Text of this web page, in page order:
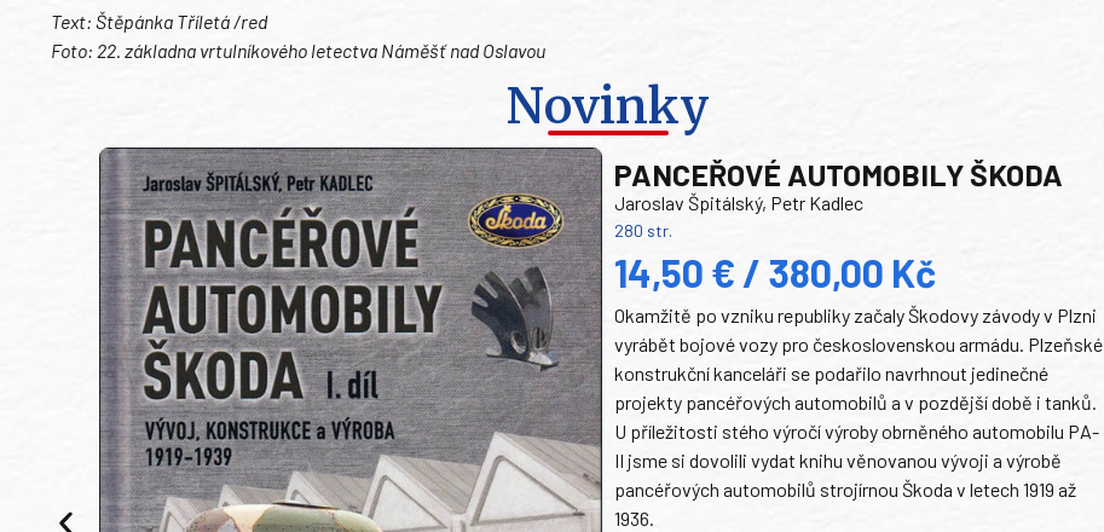
Text: Štěpánka Tříletá /red
Foto: 22. základna vrtulníkového letectva Náměšť nad Oslavou
Novinky
PANCEŘOVÉ AUTOMOBILY ŠKODA
Jaroslav Špitálský, Petr Kadlec
280 str.
14,50 € / 380,00 Kč
Okamžitě po vzniku republiky začaly Škodovy závody v Plzni
vyrábět bojové vozy pro československou armádu. Plzeňské
konstrukční kanceláři se podařilo navrhnout jedinečné
projekty pancéřových automobilů a v pozdější době i tanků.
U příležitosti stého výročí výroby obrněného automobilu PA-
II jsme si dovolili vydat knihu věnovanou vývoji a výrobě
pancéřových automobilů strojírnou Škoda v letech 1919 až
1936.